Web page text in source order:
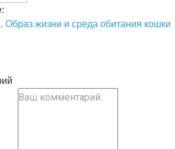
Образ жизни и среда обитания кошки